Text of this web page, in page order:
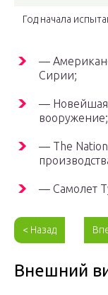
Год начала
—
Сирии;
— Новейшая
вооружение;
— The
— Самолет
< Назад
Внешний